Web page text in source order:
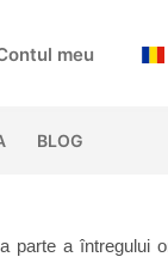
meu
BLOG
parte a întregului